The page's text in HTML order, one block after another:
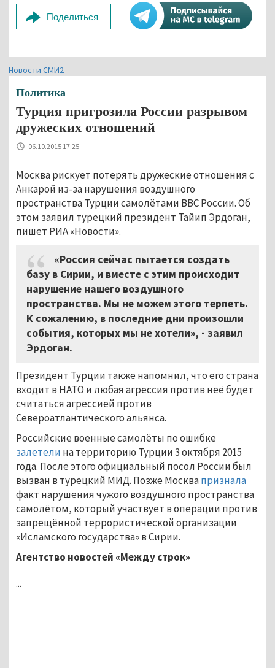
Поделиться
Новости СМИ2
Политика
Турция пригрозила России разрывом
дружеских отношений
06.10.2015 17:25
Москва рискует потерять дружеские отношения с
Анкарой из-за нарушения воздушного
пространства Турции самолётами ВВС России. Об
этом заявил турецкий президент Тайип Эрдоган,
пишет РИА «Новости».
«Россия сейчас пытается создать
базу в Сирии, и вместе с этим происходит
нарушение нашего воздушного
пространства. Мы не можем этого терпеть.
К сожалению, в последние дни произошли
события, которых мы не хотели», - заявил
Эрдоган.
Президент Турции также напомнил, что его страна
входит в НАТО и любая агрессия против неё будет
считаться агрессией против
Североатлантического альянса.
Российские военные самолёты по ошибке
залетели на территорию Турции 3 октября 2015
года. После этого официальный посол России был
вызван в турецкий МИД. Позже Москвапризнала
факт нарушения чужого воздушного пространства
самолётом, который участвует в операции против
запрещённой террористической организации
«Исламского государства» в Сирии.
Агентство новостей «Между строк»
...